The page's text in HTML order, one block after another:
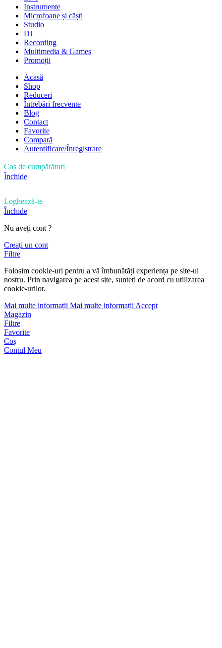
Instrumente
Microfoane și căști
Studio
DJ
Recording
Multimedia & Games
Promoții
Acasă
Shop
Reduceri
Întrebări frecvente
Blog
Contact
Favorite
Compară
Autentificare/Înregistrare
Coș de cumpărături
Închide
Loghează-te
Închide
Nu aveți cont ?
Creați un cont
Filtre
Folosim cookie-uri pentru a vă îmbunătăți experiența pe site-ul
nostru. Prin navigarea pe acest site, sunteți de acord cu utilizarea
cookie-urilor.
Mai multe informații Mai multe informații Accept
Magazin
Filtre
Favorite
Coș
Contul Meu